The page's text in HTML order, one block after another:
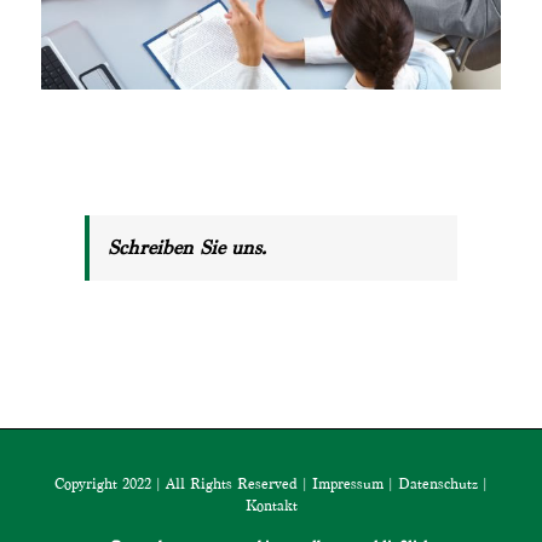
Schreiben Sie uns.
Copyright 2022 | All Rights Reserved | Impressum | Datenschutz |
Kontakt